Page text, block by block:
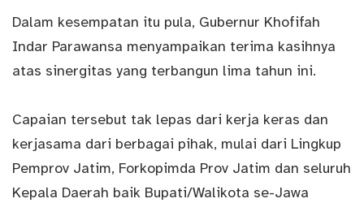
Dalam kesempatan itu pula, Gubernur Khofifah
Indar Parawansa menyampaikan terima kasihnya
atas sinergitas yang terbangun lima tahun ini.
Capaian tersebut tak lepas dari kerja keras dan
kerjasama dari berbagai pihak, mulai dari Lingkup
Pemprov Jatim, Forkopimda Prov Jatim dan seluruh
Kepala Daerah baik Bupati/Walikota se-Jawa